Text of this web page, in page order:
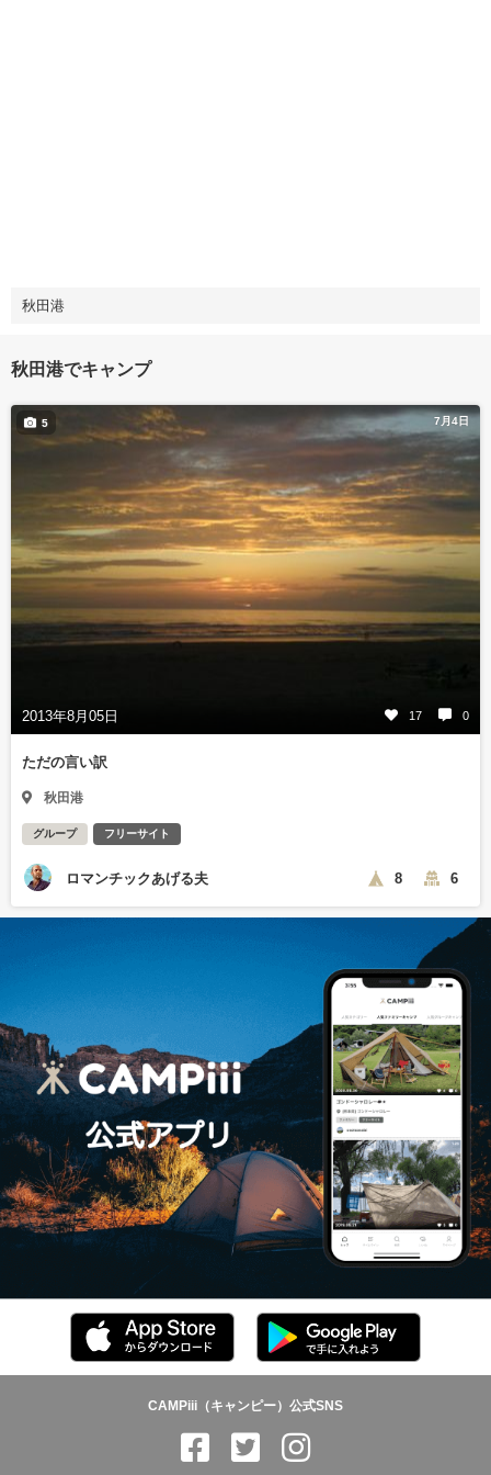
秋田港
秋田港でキャンプ
7月4日
2013年8月05日 17 0
5
ただの言い訳
秋田港
グループ フリーサイト
ロマンチックあげる夫 8 6
CAMPiii（キャンピー）公式SNS